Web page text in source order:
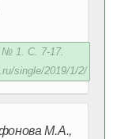
№ 1. С. 7-17.
single/2019/1/2/
М.А.,